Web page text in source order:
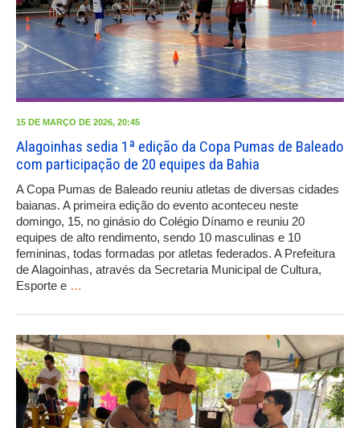
15 DE MARÇO DE 2026, 20:45
Alagoinhas sedia 1ª edição da Copa Pumas de Baleado
com participação de 20 equipes da Bahia
A Copa Pumas de Baleado reuniu atletas de diversas cidades
baianas. A primeira edição do evento aconteceu neste
domingo, 15, no ginásio do Colégio Dínamo e reuniu 20
equipes de alto rendimento, sendo 10 masculinas e 10
femininas, todas formadas por atletas federados. A Prefeitura
de Alagoinhas, através da Secretaria Municipal de Cultura,
Esporte e …